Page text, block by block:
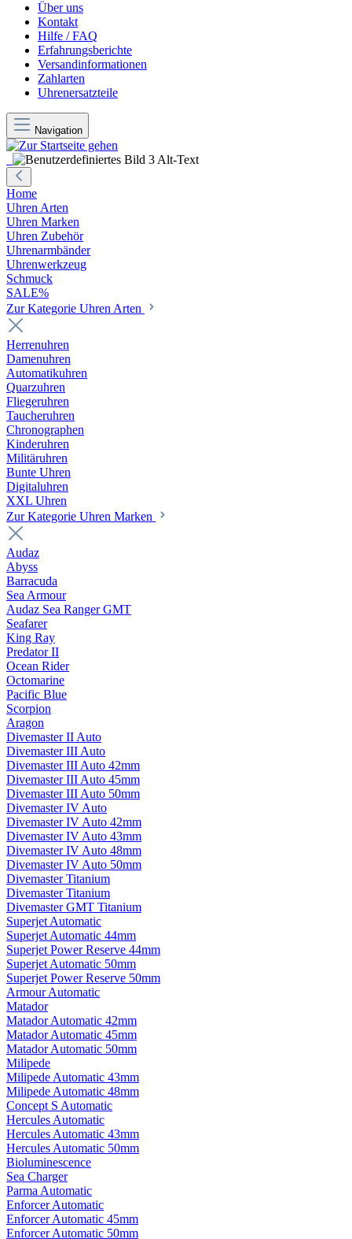
Über uns
Kontakt
Hilfe / FAQ
Erfahrungsberichte
Versandinformationen
Zahlarten
Uhrenersatzteile
Navigation
Home
Uhren Arten
Uhren Marken
Uhren Zubehör
Uhrenarmbänder
Uhrenwerkzeug
Schmuck
SALE%
Zur Kategorie Uhren Arten
Herrenuhren
Damenuhren
Automatikuhren
Quarzuhren
Fliegeruhren
Taucheruhren
Chronographen
Kinderuhren
Militäruhren
Bunte Uhren
Digitaluhren
XXL Uhren
Zur Kategorie Uhren Marken
Audaz
Abyss
Barracuda
Sea Armour
Audaz Sea Ranger GMT
Seafarer
King Ray
Predator II
Ocean Rider
Octomarine
Pacific Blue
Scorpion
Aragon
Divemaster II Auto
Divemaster III Auto
Divemaster III Auto 42mm
Divemaster III Auto 45mm
Divemaster III Auto 50mm
Divemaster IV Auto
Divemaster IV Auto 42mm
Divemaster IV Auto 43mm
Divemaster IV Auto 48mm
Divemaster IV Auto 50mm
Divemaster Titanium
Divemaster Titanium
Divemaster GMT Titanium
Superjet Automatic
Superjet Automatic 44mm
Superjet Power Reserve 44mm
Superjet Automatic 50mm
Superjet Power Reserve 50mm
Armour Automatic
Matador
Matador Automatic 42mm
Matador Automatic 45mm
Matador Automatic 50mm
Milipede
Milipede Automatic 43mm
Milipede Automatic 48mm
Concept S Automatic
Hercules Automatic
Hercules Automatic 43mm
Hercules Automatic 50mm
Bioluminescence
Sea Charger
Parma Automatic
Enforcer Automatic
Enforcer Automatic 45mm
Enforcer Automatic 50mm